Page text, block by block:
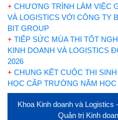
+ CHƯƠNG TRÌNH LÀM VIỆC
VÀ LOGISTICS VỚI CÔNG TY
BIT GROUP
+ TIẾP SỨC MÙA THI TỐT
KINH DOANH VÀ LOGISTICS
2026
+ CHUNG KẾT CUỘC THI
HỌC CẤP TRƯỜNG NĂM HỌC
Khoa Kinh doanh và
Quản trị Kinh